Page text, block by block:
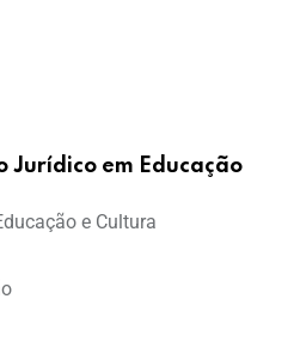
Jurídico em Educação
e Cultura